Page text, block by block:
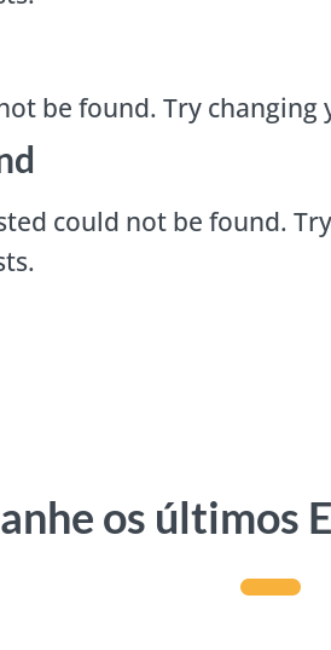
be found. Try
could not be found.
os últimos